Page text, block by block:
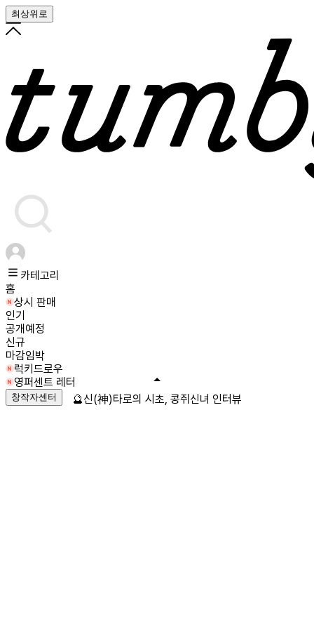
최상위로
카테고리
홈
상시 판매
인기
공개예정
신규
마감임박
럭키드로우
영퍼센트 레터
창작자센터 🔮신(神)타로의 시초, 콩쥐신녀 인터뷰